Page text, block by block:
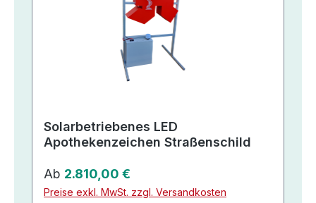
Solarbetriebenes LED
Apothekenzeichen Straßenschild
Regulärer Preis:
Ab 2.810,00 €
Preise exkl. MwSt. zzgl. Versandkosten